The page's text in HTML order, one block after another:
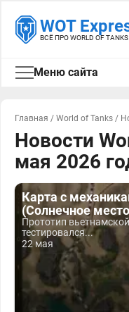
WOT
ВСЁ ПРО WORLD OF TANKS
Меню сайта
Главная / World of Tanks /
Новости
мая 2026
Карта с
(Солнечное
Прототип
тестировался...
22 мая